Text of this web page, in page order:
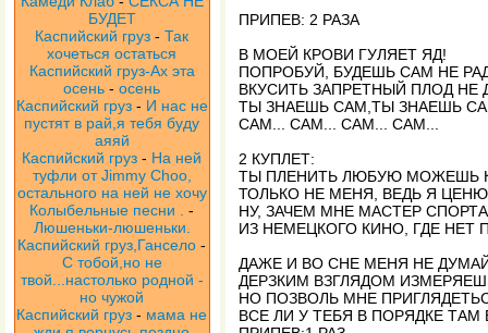
БУДЕТ
Каспийский груз -Так
хочеться остаться
Каспийский груз-Ах эта
осень -осень
Каспийский груз - И нас не
пустят в рай,я тебя буду
аяяй
Каспийский груз - На ней
туфли от Jimmy Choo,
остального на ней не хочу
Колыбельные песни .
-
Люшеньки-люшеньки.
Каспийский груз,Гансело -
С тобой,но не
твой...настолько родной -
но чужой
Каспийский груз - мама не
ПРИПЕВ: 2 РАЗА
В МОЕЙ КРОВИ ГУЛЯЕТ ЯД!
ПОПРОБУЙ, БУДЕШЬ САМ НЕ
ВКУСИТЬ ЗАПРЕТНЫЙ ПЛОД НЕ
ТЫ ЗНАЕШЬ САМ,ТЫ ЗНАЕШЬ
САМ... САМ... САМ... САМ...
2 КУПЛЕТ:
ТЫ ПЛЕНИТЬ ЛЮБУЮ МОЖЕШЬ
ТОЛЬКО НЕ МЕНЯ, ВЕДЬ Я
НУ, ЗАЧЕМ МНЕ МАСТЕР
ИЗ НЕМЕЦКОГО КИНО, ГДЕ НЕТ
ДАЖЕ И ВО СНЕ МЕНЯ НЕ
ДЕРЗКИМ ВЗГЛЯДОМ
НО ПОЗВОЛЬ МНЕ
ВСЕ ЛИ У ТЕБЯ В ПОРЯДКЕ ТАМ